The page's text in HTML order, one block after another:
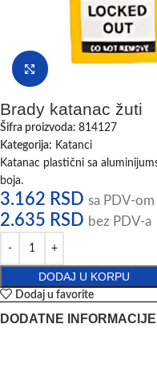
Klikni da uvećaš
Brady katanac žuti
Šifra proizvoda: 814127
Kategorija: Katanci
Katanac plastični sa
boja.
3.162 RSD sa PDV-om
2.635 RSD bez PDV-a
DODAJ U KORPU
Dodaj u favorite
DODATNE INFORMACIJE